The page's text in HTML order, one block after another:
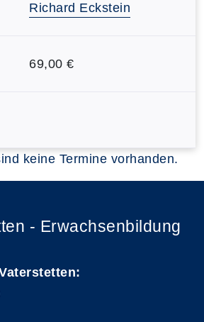
Richard Eckstein
69,00 €
keine Termine vorhanden.
- Erwachsenbildung